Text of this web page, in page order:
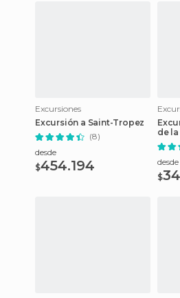
Excursiones
Excursión a Saint-Tropez
(8)
desde
$454.194
de
desde
$